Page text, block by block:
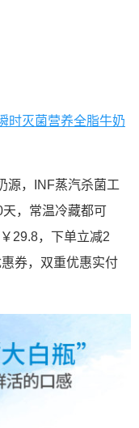
时灭菌营养全脂牛奶
源，INF蒸汽杀菌工
，常温冷藏都可
29.8，下单立减2
券，双重优惠实付